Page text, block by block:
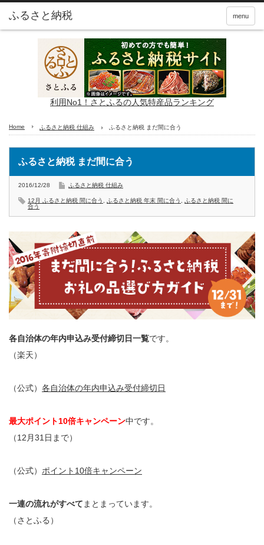
ふるさと納税 menu
利用No1！さとふるの人気特産品ランキング
Home ふるさと納税 仕組み ふるさと納税 まだ間に合う
ふるさと納税 まだ間に合う
2016/12/28 ふるさと納税 仕組み
12月 ふるさと納税 間に合う ふるさと納税 年末 間に合う
ふるさと納税 間に
合う
各自治体の年内申込み受付締切日一覧です。
（楽天）
（公式） 各自治体の年内申込み受付締切日
最大ポイント10倍キャンペーン中です。
（12月31日まで）
（公式） ポイント10倍キャンペーン
一連の流れがすべて まとまっています。
（さとふる）